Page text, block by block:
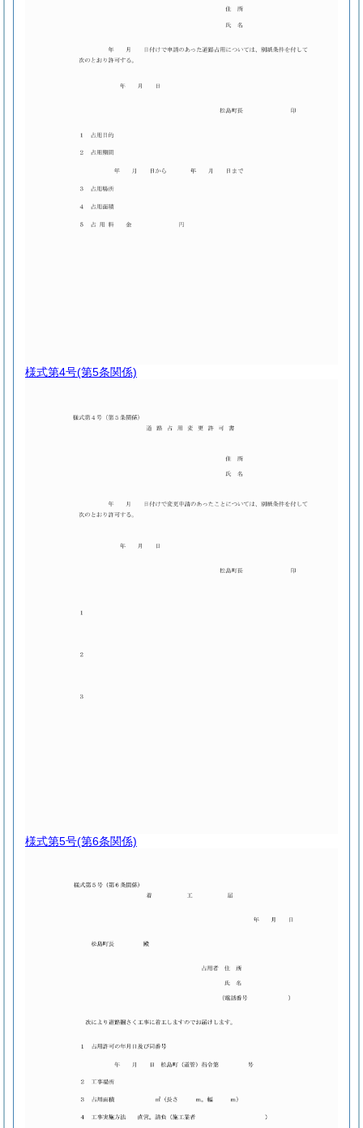
様式第4号(第5条関係)
様式第5号(第6条関係)